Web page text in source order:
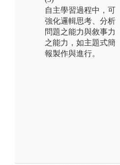
自主學習過程中，可
強化邏輯思考、分析
問題之能力與敘事力
之能力，如主題式簡
報製作與進行。